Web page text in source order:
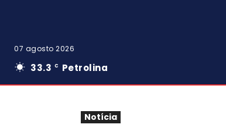
07 agosto 2026
33.3 C Petrolina
Notícia